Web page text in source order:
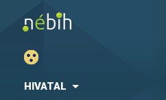
HIVATAL